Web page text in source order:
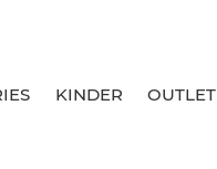
KINDER OUTLET